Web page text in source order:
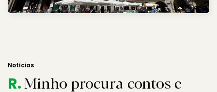
Notícias
R.Minho procura contos e